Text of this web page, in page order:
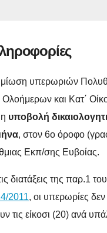
υπερωριών
και Κατ΄
υποβολή
, στον 6ο όροφο
Εκπ/σης Ευβοίας.
διατάξεις της παρ.1
2011, οι υπερωρίες
τις είκοσι (20) ανά